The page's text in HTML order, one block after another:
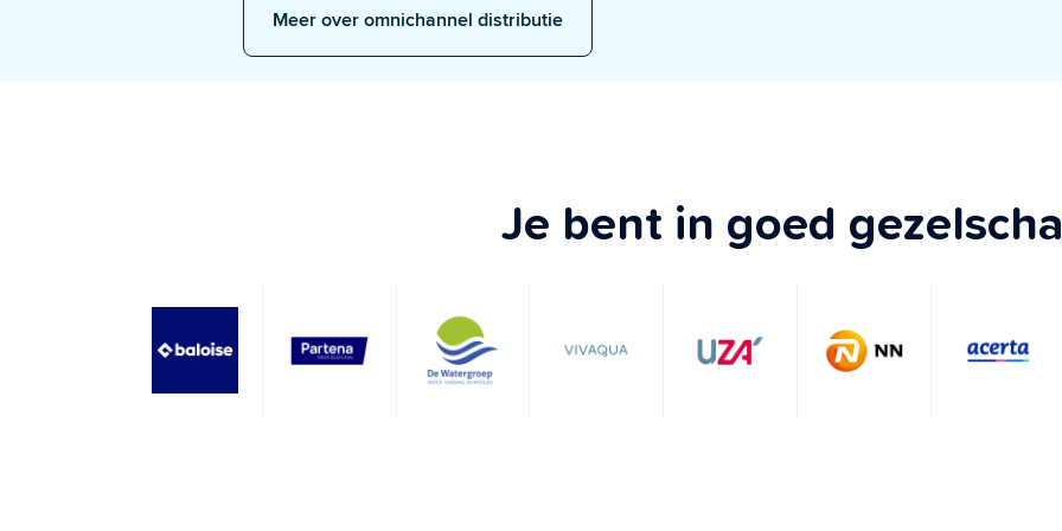
Meer over omnichannel distributie
Je bent in goed